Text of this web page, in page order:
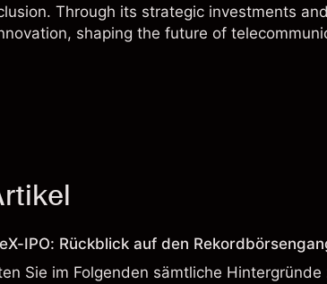
Through its strategic investments
shaping the future of
IPO: Rückblick auf den
Sie im Folgenden sämtliche Hintergründe